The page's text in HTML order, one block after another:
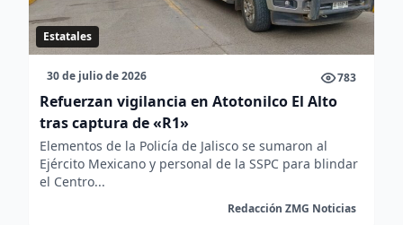
Estatales
30 de julio de 2026 783
Refuerzan vigilancia en Atotonilco El Alto
tras captura de «R1»
Elementos de la Policía de Jalisco se sumaron al
Ejército Mexicano y personal de la SSPC para blindar
el Centro...
Redacción ZMG Noticias